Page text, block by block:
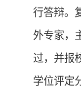
行答辩。
外专家，
过，并报
学位评定